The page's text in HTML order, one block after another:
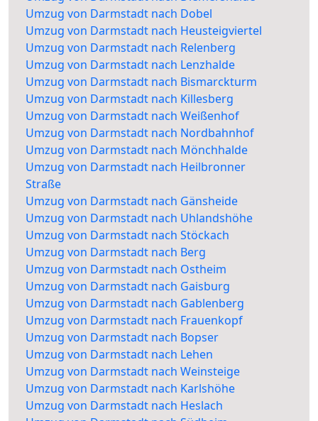
Umzug von Darmstadt nach Dobel
Umzug von Darmstadt nach Heusteigviertel
Umzug von Darmstadt nach Relenberg
Umzug von Darmstadt nach Lenzhalde
Umzug von Darmstadt nach Bismarckturm
Umzug von Darmstadt nach Killesberg
Umzug von Darmstadt nach Weißenhof
Umzug von Darmstadt nach Nordbahnhof
Umzug von Darmstadt nach Mönchhalde
Umzug von Darmstadt nach Heilbronner
Straße
Umzug von Darmstadt nach Gänsheide
Umzug von Darmstadt nach Uhlandshöhe
Umzug von Darmstadt nach Stöckach
Umzug von Darmstadt nach Berg
Umzug von Darmstadt nach Ostheim
Umzug von Darmstadt nach Gaisburg
Umzug von Darmstadt nach Gablenberg
Umzug von Darmstadt nach Frauenkopf
Umzug von Darmstadt nach Bopser
Umzug von Darmstadt nach Lehen
Umzug von Darmstadt nach Weinsteige
Umzug von Darmstadt nach Karlshöhe
Umzug von Darmstadt nach Heslach